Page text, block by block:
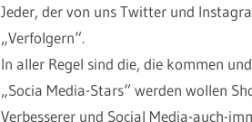
Jeder, der von uns Twitter und
„Verfolgern“.
In aller Regel sind die, die kommen
„Socia Media-Stars“ werden wollen
Verbesserer und Social Media-auch-